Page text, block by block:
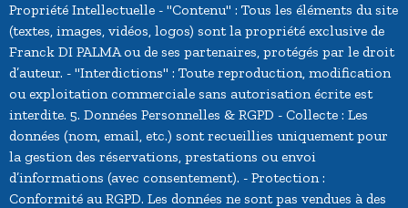
Propriété Intellectuelle - "Contenu" : Tous les éléments du site
(textes, images, vidéos, logos) sont la propriété exclusive de
Franck DI PALMA ou de ses partenaires, protégés par le droit
d’auteur. - "Interdictions" : Toute reproduction, modification
ou exploitation commerciale sans autorisation écrite est
interdite. 5. Données Personnelles & RGPD - Collecte : Les
données (nom, email, etc.) sont recueillies uniquement pour
la gestion des réservations, prestations ou envoi
d’informations (avec consentement). - Protection :
Conformité au RGPD. Les données ne sont pas vendues à des